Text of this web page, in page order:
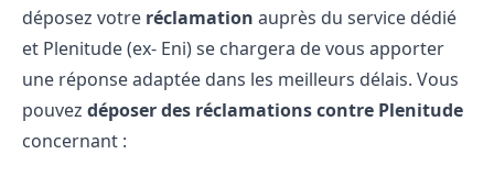
déposez votre réclamation auprès du service dédié
et Plenitude (ex- Eni) se chargera de vous apporter
une réponse adaptée dans les meilleurs délais. Vous
pouvez déposer des réclamations contre Plenitude
concernant :